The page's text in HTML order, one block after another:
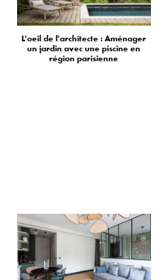
L'oeil de l'architecte : Aménager
un jardin avec une piscine en
région parisienne